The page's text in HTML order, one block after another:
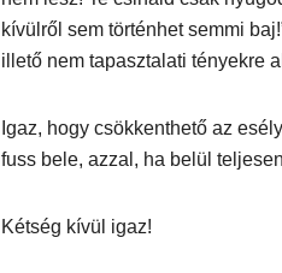
kívülről sem történhet semmi
illető nem tapasztalati tényekre
Igaz, hogy csökkenthető az
fuss bele, azzal, ha belül
Kétség kívül igaz!